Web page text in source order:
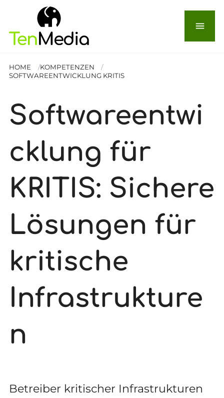
menu
HOME
KOMPETENZEN
SOFTWAREENTWICKLUNG KRITIS
Softwareentwi
cklung für
KRITIS: Sichere
Lösungen für
kritische
Infrastrukture
n
Betreiber kritischer Infrastrukturen